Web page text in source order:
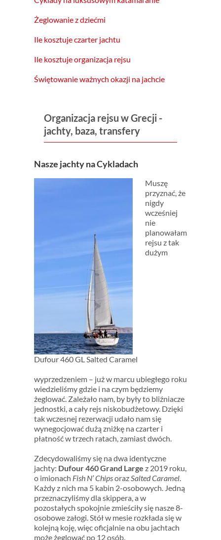
Żeglowanie z dziećmi
Ile kosztuje czarter jachtu
Ile kosztuje organizacja rejsu
Świętowanie ważnych okazji na jachcie
Organizacja rejsu w Grecji -
jachty, baza, transfery
Nasze jachty na Cykladach
Dufour 460 GL Salted Caramel
Muszę
przyznać, że
nigdy
wcześniej
nie
planowałam
rejsu z tak
dużym
wyprzedzeniem – już w marcu ubiegłego roku
wiedzieliśmy gdzie i na czym będziemy
żeglować. Zależało nam, by były to bliźniacze
jednostki, a cały rejs niskobudżetowy. Dzięki
tak wczesnej rezerwacji udało nam się
wynegocjować dużą zniżkę na czarter i
płatność w trzech ratach, zamiast dwóch.
Zdecydowaliśmy się na dwa identyczne
jachty: Dufour 460 Grand Large z 2019 roku,
o imionach Fish N’ ChipsorazSalted Caramel.
Każdy z nich ma 5 kabin 2-osobowych. Jedną
przeznaczyliśmy dla skippera, a w
pozostałych spokojnie zmieściły się nasze 8-
osobowe załogi. Stół w mesie rozkłada się w
kolejną koję, więc oficjalnie na obu jachtach
może żeglować po 12 osób.